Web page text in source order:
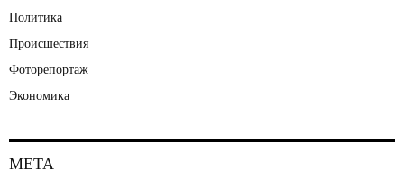
Политика
Происшествия
Фоторепортаж
Экономика
МЕТА